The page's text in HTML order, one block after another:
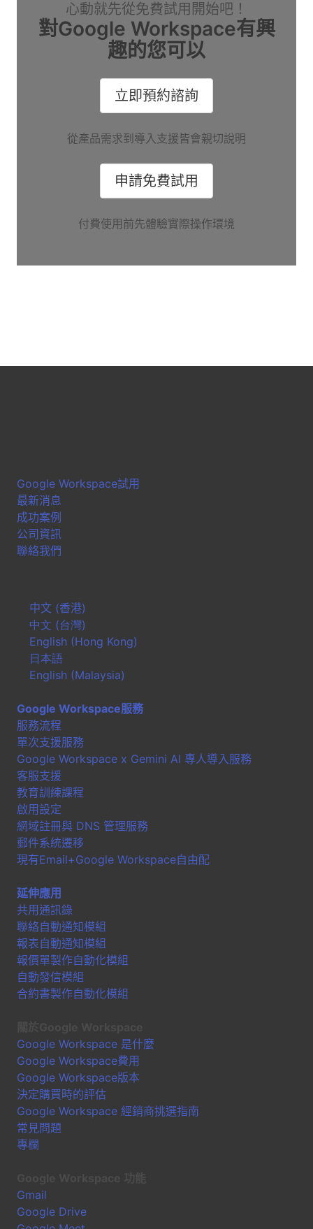
心動就先從免費試用開始吧！
對Google Workspace有興
趣的您可以
立即預約諮詢
從產品需求到導入支援皆會親切說明
申請免費試用
付費使用前先體驗實際操作環境
Google Workspace試用
最新消息
成功案例
公司資訊
聯絡我們
中文 (香港)
中文 (台灣)
English (Hong Kong)
日本語
English (Malaysia)
Google Workspace服務
服務流程
單次支援服務
Google Workspace x Gemini AI 專人導入服務
客服支援
教育訓練課程
啟用設定
網域註冊與 DNS 管理服務
郵件系統遷移
現有Email+Google Workspace自由配
延伸應用
共用通訊錄
聯絡自動通知模組
報表自動通知模組
報價單製作自動化模組
自動發信模組
合約書製作自動化模組
Google Workspace 是什麼
Google Workspace費用
Google Workspace版本
決定購買時的評估
Google Workspace 經銷商挑選指南
常見問題
專欄
Gmail
Google Drive